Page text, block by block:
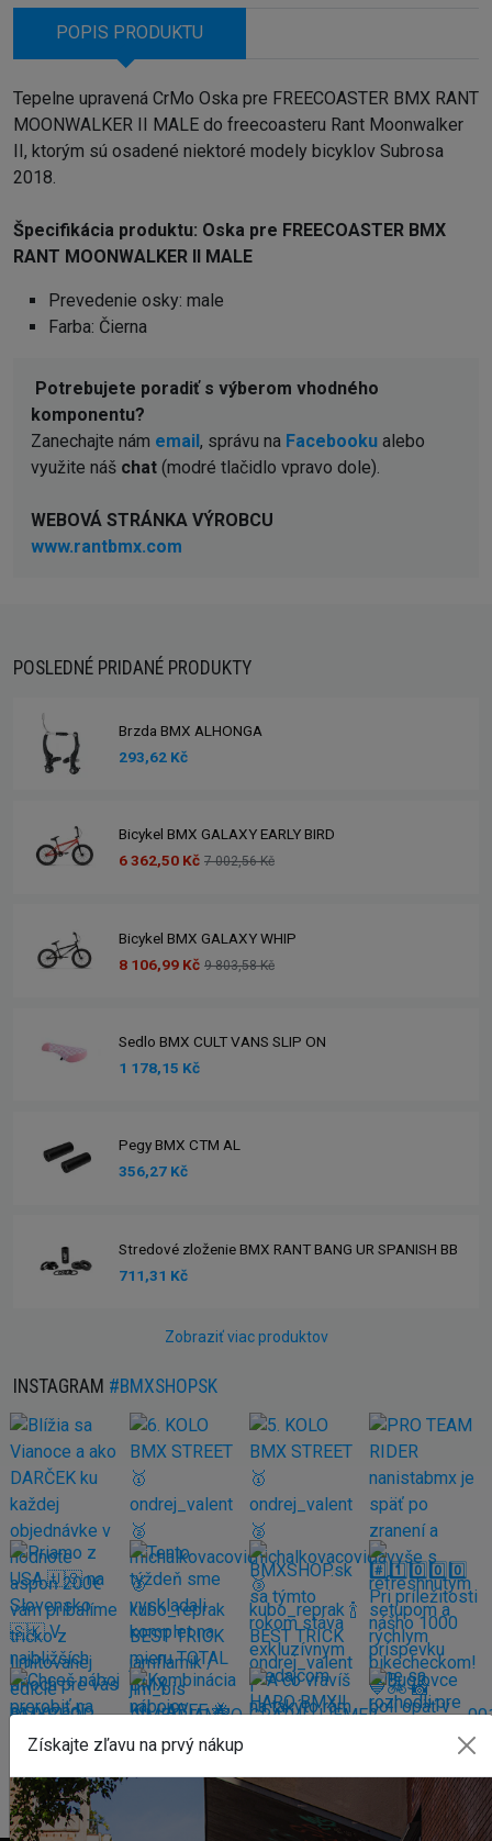
POPIS PRODUKTU
Tepelne upravená CrMo Oska pre FREECOASTER BMX RANT
MOONWALKER II MALE do freecoasteru Rant Moonwalker
II, ktorým sú osadené niektoré modely bicyklov Subrosa
2018.
Špecifikácia produktu: Oska pre FREECOASTER BMX
RANT MOONWALKER II MALE
Prevedenie osky: male
Farba: Čierna
Potrebujete poradiť s výberom vhodného
komponentu?
Zanechajte nám email, správu na Facebooku alebo
využite náš chat (modré tlačidlo vpravo dole).
WEBOVÁ STRÁNKA VÝROBCU
www.rantbmx.com
POSLEDNÉ PRIDANÉ PRODUKTY
Brzda BMX ALHONGA
293,62 Kč
Bicykel BMX GALAXY EARLY BIRD
6 362,50 Kč 7 002,56 Kč
Bicykel BMX GALAXY WHIP
8 106,99 Kč 9 803,58 Kč
Sedlo BMX CULT VANS SLIP ON
1 178,15 Kč
Pegy BMX CTM AL
356,27 Kč
Stredové zloženie BMX RANT BANG UR SPANISH BB
711,31 Kč
Zobraziť viac produktov
INSTAGRAM #BMXSHOPSK
Získajte zľavu na prvý nákup